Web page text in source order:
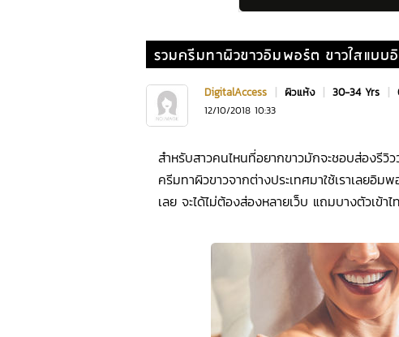
รวมครีมทาผิวขาวอิมพอร์ต ขาวใสแบบ
DigitalAccess | ผิวแห้ง | 30-34 Yrs |
12/10/2018 10:33
สำหรับสาวคนไหนที่อยากขาวมักจะชอบส่องรีวิ
ครีมทาผิวขาวจากต่างประเทศมาใช้เราเลยอิม
เลย จะได้ไม่ต้องส่องหลายเว็บ แถมบางตัวเข้า